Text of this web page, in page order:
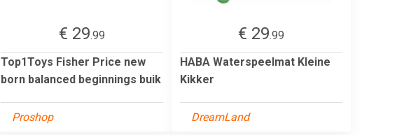
€ 29.99
Top1Toys Fisher Price new
born balanced beginnings buik
Proshop
€ 29.99
HABA Waterspeelmat Kleine
Kikker
DreamLand